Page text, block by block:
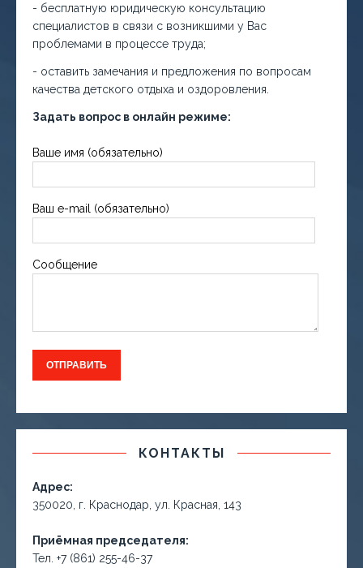
- бесплатную юридическую консультацию
специалистов в связи с возникшими у Вас
проблемами в процессе труда;
- оставить замечания и предложения по вопросам
качества детского отдыха и оздоровления.
Задать вопрос в онлайн режиме:
Ваше имя (обязательно)
Ваш e-mail (обязательно)
Сообщение
КОНТАКТЫ
Адрес:
350020, г. Краснодар, ул. Красная, 143
Приёмная председателя:
Тел. +7 (861) 255-46-37